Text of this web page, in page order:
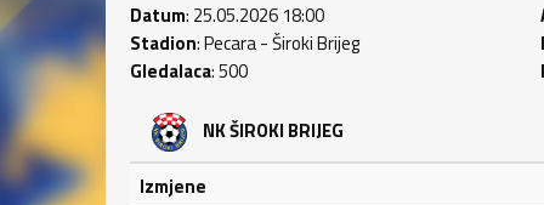
Datum: 25.05.2026 18:00
Stadion: Pecara - Široki Brijeg
Gledalaca: 500
NK ŠIROKI BRIJEG
Izmjene